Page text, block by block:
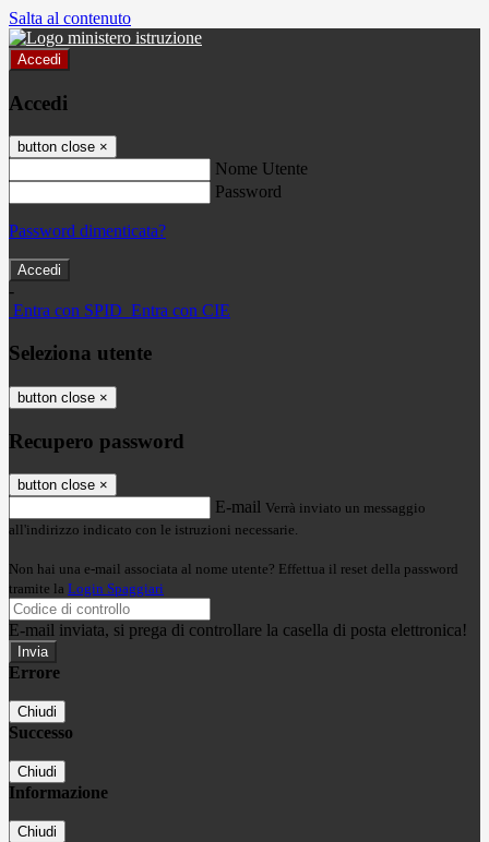
Salta al contenuto
Accedi
Accedi
button close ×
Nome Utente
Password
Password dimenticata?
-
Entra con SPID Entra con CIE
Seleziona utente
button close ×
Recupero password
button close ×
E-mail Verrà inviato un messaggio
all'indirizzo indicato con le istruzioni necessarie.
Non hai una e-mail associata al nome utente? Effettua il reset della password
tramite la Login Spaggiari
E-mail inviata, si prega di controllare la casella di posta elettronica!
Errore
Chiudi
Successo
Chiudi
Informazione
Chiudi